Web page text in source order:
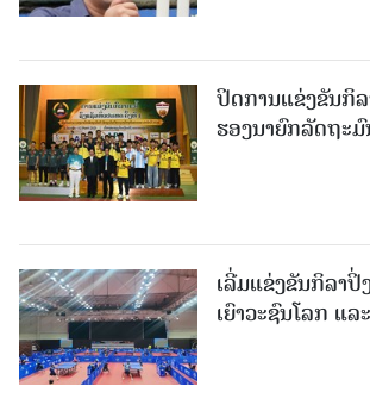
ປິດການແຂ່ງຂັນກິ
ຮອງນາຍົກລັດຖະ
ເລີ່ມແຂ່ງຂັນກິລາ
ເຍົາວະຊົນໂລກ ແ